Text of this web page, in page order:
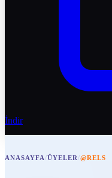
İndir
ANASAYFA/ÜYELER/@RELS